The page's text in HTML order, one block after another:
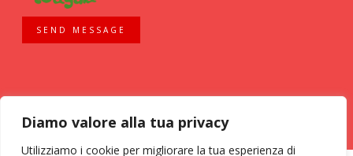
Diamo valore alla tua privacy
Utilizziamo i cookie per migliorare la tua esperienza di
SEND MESSAGE